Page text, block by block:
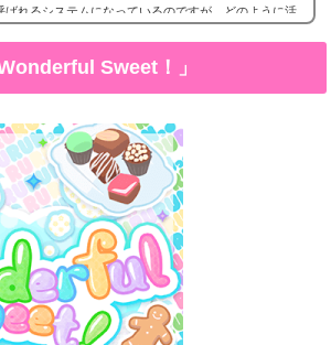
ばれるシステムになっているのですが、どのように活
に活躍していけばいいのかをまとめました。※5月9日
Sweet！」